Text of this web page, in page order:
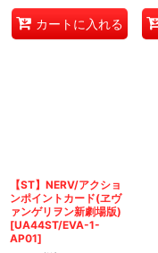
カートに入れる
【ST】NERV/アクショ
ンポイントカード(ヱヴ
ァンゲリヲン新劇場版)
[UA44ST/EVA-1-
AP01]